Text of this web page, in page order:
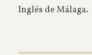
Inglés de Málaga.